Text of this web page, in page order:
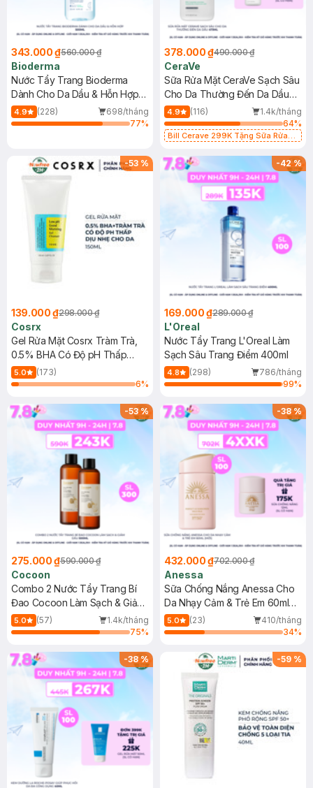
343.000 ₫560.000 ₫
Bioderma
Nước Tẩy Trang Bioderma
Dành Cho Da Dầu & Hỗn Hợp
500ml
4.9 (228)
698/tháng
77%
378.000 ₫490.000 ₫
CeraVe
Sữa Rửa Mặt CeraVe Sạch Sâu
Cho Da Thường Đến Da Dầu
473ml
4.9 (116)
1.4k/tháng
64%
Bill Cerave 299K Tặng Sữa Rửa
-53 %
139.000 ₫298.000 ₫
Cosrx
Gel Rửa Mặt Cosrx Tràm Trà,
0.5% BHA Có Độ pH Thấp
150ml
5.0
(173)
6%
-42%
169.000 ₫289.000 ₫
L'Oreal
Nước Tẩy Trang L'Oreal Làm
Sạch Sâu Trang Điểm 400ml
4.8 (298)
786/tháng
99%
-53%
275.000 ₫590.000 ₫
Cocoon
Combo 2 Nước Tẩy Trang Bí
Đao Cocoon Làm Sạch & Giảm
Dầu 500ml
5.0 (57)
1.4k/tháng
75%
-38%
432.000 ₫702.000 ₫
Anessa
Sữa Chống Nắng Anessa Cho
Da Nhạy Cảm & Trẻ Em 60ml
(Mới)
5.0 (23)
410/tháng
34%
-38% -59 %